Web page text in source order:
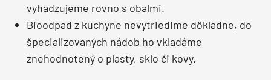
vyhadzujeme rovno s obalmi.
Bioodpad z kuchyne nevytriedime dôkladne, do
špecializovaných nádob ho vkladáme
znehodnotený o plasty, sklo či kovy.